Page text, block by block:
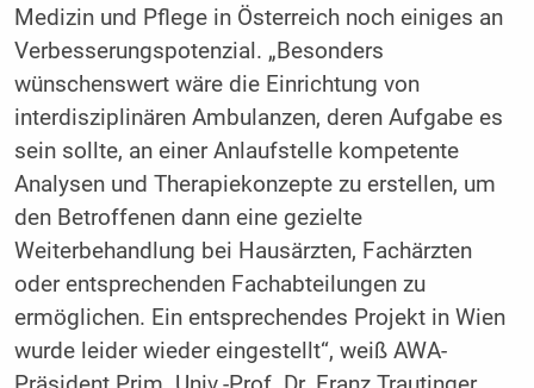
Medizin und Pflege in Österreich noch einiges an
Verbesserungspotenzial. „Besonders
wünschenswert wäre die Einrichtung von
interdisziplinären Ambulanzen, deren Aufgabe es
sein sollte, an einer Anlaufstelle kompetente
Analysen und Therapiekonzepte zu erstellen, um
den Betroffenen dann eine gezielte
Weiterbehandlung bei Hausärzten, Fachärzten
oder entsprechenden Fachabteilungen zu
ermöglichen. Ein entsprechendes Projekt in Wien
wurde leider wieder eingestellt“, weiß AWA-